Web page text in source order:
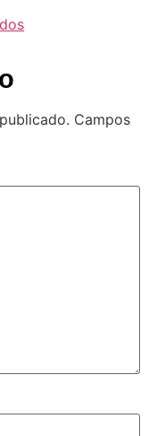
Campos